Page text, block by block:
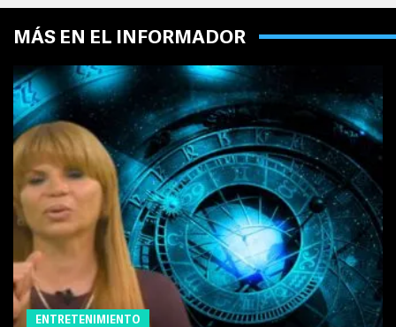
MÁS EN EL INFORMADOR
ENTRETENIMIENTO